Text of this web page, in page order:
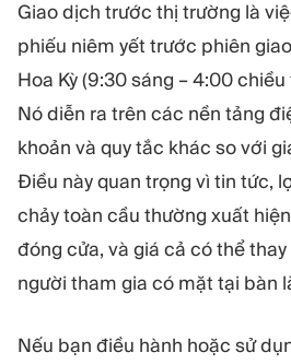
Giao dịch trước thị trường là
phiếu niêm yết trước phiên
Hoa Kỳ (9:30 sáng – 4:00
Nó diễn ra trên các nền tảng
khoản và quy tắc khác so với
Điều này quan trọng vì tin tức,
chảy toàn cầu thường xuất
đóng cửa, và giá cả có thể
người tham gia có mặt tại bàn
Nếu bạn điều hành hoặc sử
MÔ-ĐUN
Sàn giao dịch
TÀI NGUYÊN
Hướng dẫn tiếp thị
Blog
Thuật ngữ
Video hướng dẫn
Công cụ tính lợi nhuận
Kế hoạch kinh doanh
THÊM
Giới
Đội
Sự
Con số
Tin